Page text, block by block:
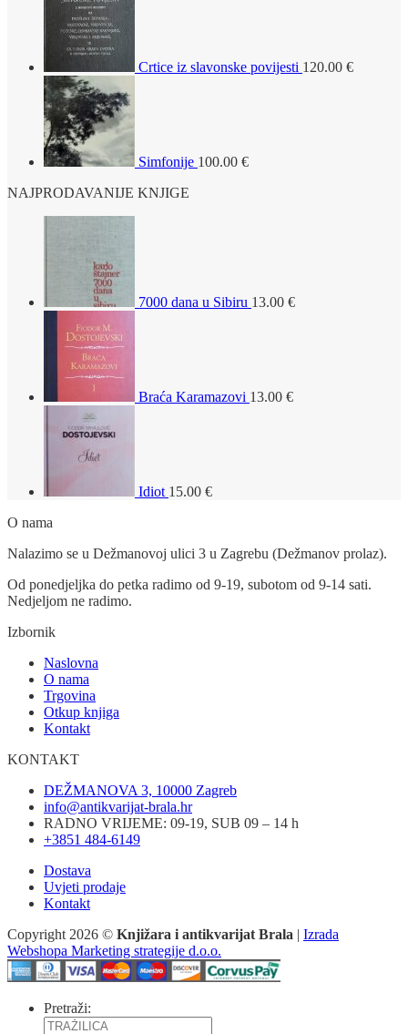
Crtice iz slavonske povijesti 120.00 €
Simfonije 100.00 €
NAJPRODAVANIJE KNJIGE
7000 dana u Sibiru 13.00 €
Braća Karamazovi 13.00 €
Idiot 15.00 €
O nama
Nalazimo se u Dežmanovoj ulici 3 u Zagrebu (Dežmanov prolaz).
Od ponedjeljka do petka radimo od 9-19, subotom od 9-14 sati.
Nedjeljom ne radimo.
Izbornik
Naslovna
O nama
Trgovina
Otkup knjiga
Kontakt
KONTAKT
DEŽMANOVA 3, 10000 Zagreb
info@antikvarijat-brala.hr
RADNO VRIJEME: 09-19, SUB 09 – 14 h
+3851 484-6149
Dostava
Uvjeti prodaje
Kontakt
Copyright 2026 © Knjižara i antikvarijat Brala | Izrada
Webshopa Marketing strategije d.o.o.
Pretraži: